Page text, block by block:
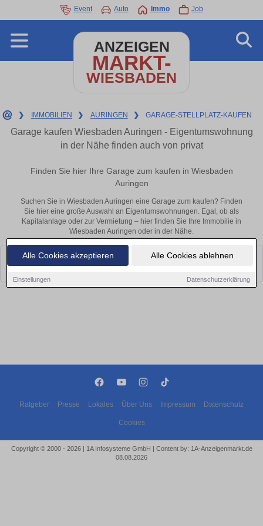
Alle Cookies akzeptieren Alle Cookies ablehnen
Einstellungen Datenschutzerklärung
Event Auto Immo Job
ANZEIGEN
MARKT-
WIESBADEN
❯ IMMOBILIEN ❯ AURINGEN ❯ GARAGE-STELLPLATZ-KAUFEN
Garage kaufen Wiesbaden Auringen - Eigentumswohnung
in der Nähe finden auch von privat
Finden Sie hier Ihre Garage zum kaufen in Wiesbaden
Auringen
Suchen Sie in Wiesbaden Auringen eine Garage zum kaufen? Finden
Sie hier eine große Auswahl an Eigentumswohnungen. Egal, ob als
Kapitalanlage oder zur Vermietung – hier finden Sie Ihre Immobilie in
Wiesbaden Auringen oder in der Nähe.
Leider konnten wir derzeit keine passenden Objekte finden. Schauen Sie
bald wieder vorbei!
Ratgeber Presse Lokales Über Uns Impressum Datenschutz
Cookies
Copyright © 2000 - 2026 | 1A Infosysteme GmbH | Content by: 1A-Anzeigenmarkt.de
08.08.2026